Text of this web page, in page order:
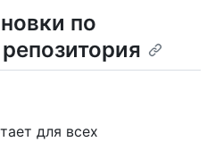
по
для всех